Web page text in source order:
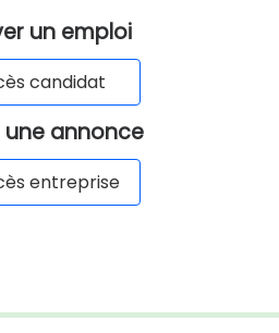
un emploi
candidat
une annonce
entreprise